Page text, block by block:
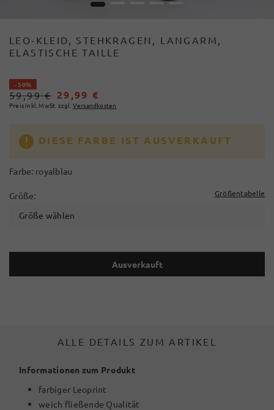
1
LEO-KLEID, STEHKRAGEN, LANGARM,
ELASTISCHE TAILLE
- 50%
59,99 € 29,99 €
Preis inkl. MwSt. zzgl. Versandkosten
DIESE FARBE IST AUSVERKAUFT
Farbe: royalblau
Größe: Größentabelle
Größe wählen
Ausverkauft
ALLE DETAILS ZUM ARTIKEL
Informationen zum Produkt
farbiger Leoprint
weich fließende Qualität